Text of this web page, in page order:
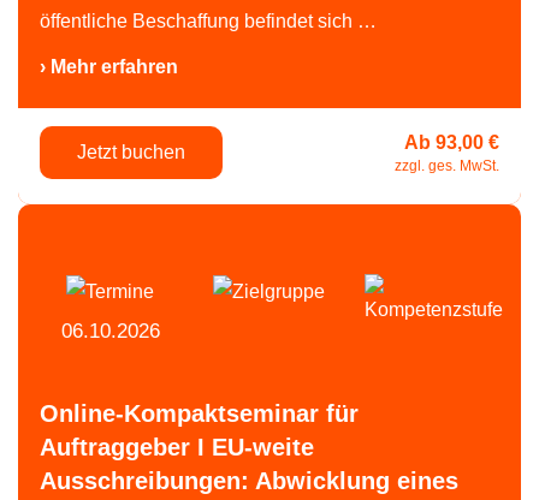
öffentliche Beschaffung befindet sich …
› Mehr erfahren
Jetzt buchen Ab 93,00 €
zzgl. ges. MwSt.
06.10.2026
Online-Kompaktseminar für
Auftraggeber I EU-weite
Ausschreibungen: Abwicklung eines